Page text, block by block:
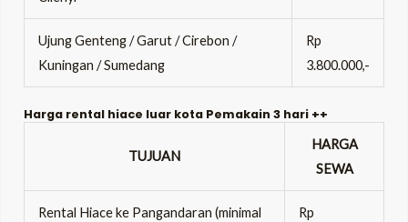
Ujung Genteng / Garut / Cirebon /
Kuningan / Sumedang
Rp
3.800.000,-
Harga rental hiace luar kota Pemakain 3 hari ++
TUJUAN
HARGA
SEWA
Rental Hiace ke Pangandaran (minimal
Rp